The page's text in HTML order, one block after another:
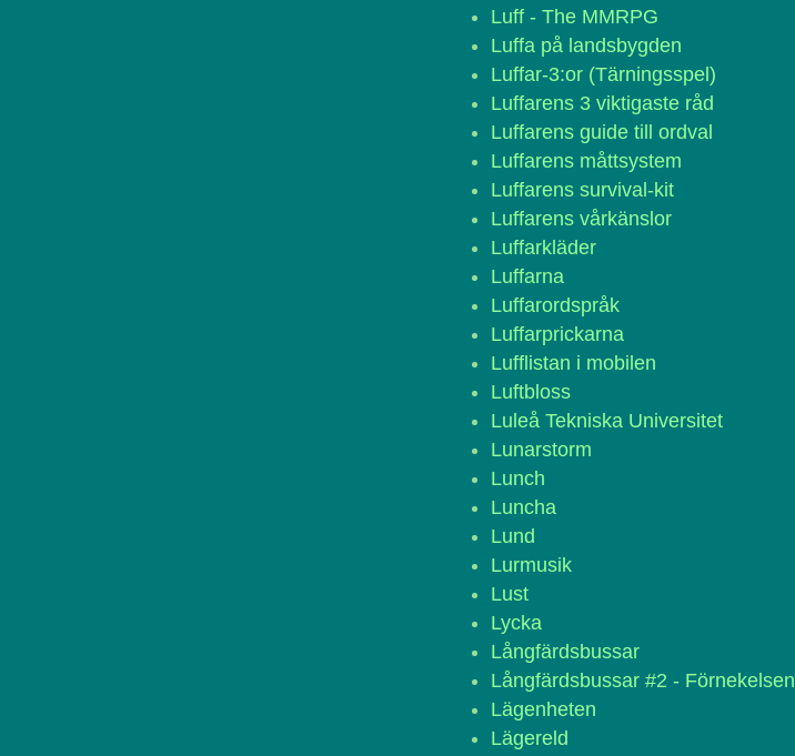
Luff - The MMRPG
Luffa på landsbygden
Luffar-3:or (Tärningsspel)
Luffarens 3 viktigaste råd
Luffarens guide till ordval
Luffarens måttsystem
Luffarens survival-kit
Luffarens vårkänslor
Luffarkläder
Luffarna
Luffarordspråk
Luffarprickarna
Lufflistan i mobilen
Luftbloss
Luleå Tekniska Universitet
Lunarstorm
Lunch
Luncha
Lund
Lurmusik
Lust
Lycka
Långfärdsbussar
Långfärdsbussar #2 - Förnekelsen
Lägenheten
Lägereld